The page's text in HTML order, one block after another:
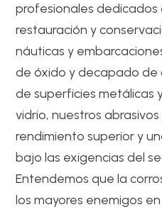
profesionales dedicados
restauración y
náuticas y
de óxido y decapado de
de superficies metálicas
vidrio, nuestros
rendimiento superior y
bajo las exigencias del
Entendemos que la
los mayores enemigos